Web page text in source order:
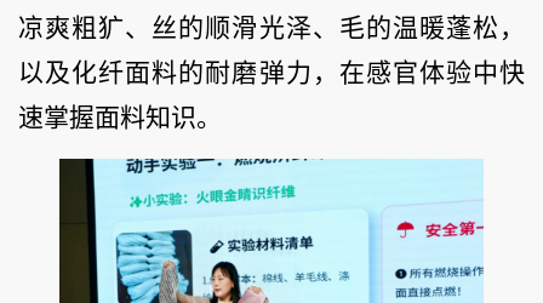
凉爽粗犷、丝的顺滑光泽、毛的温暖蓬松，
以及化纤面料的耐磨弹力，在感官体验中快
速掌握面料知识。